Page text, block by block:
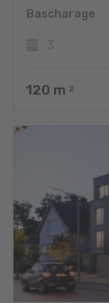
Bascharage
120 m 2